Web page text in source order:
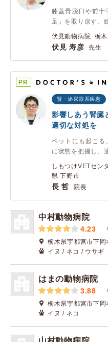
膝蓋骨脱臼や前
足」を取り戻す、
伏見動物病院 栃
伏見 寿彦 先生
PR
腎・泌尿器系疾患
影響しあう腎臓
適切な対処を
ペットにも起こる
に状態を把握し、
しもつけVETセン
県 下野市
長 哲 院長
中村動物病院
4.23
栃木県宇都宮市下
イヌ / ネコ / ウサギ
はまの動物病院
3.88
栃木県宇都宮市下
イヌ / ネコ